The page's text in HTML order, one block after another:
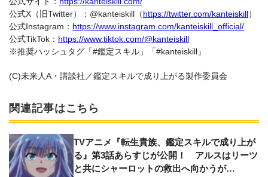
公式X（旧Twitter）：@kanteiskill（https://twitter.com/kanteiskill）
公式Instagram： https://www.instagram.com/kanteiskill_official/
公式TikTok： https://www.tiktok.com/@kanteiskill
※推奨ハッシュタグ「#鑑定スキル」「#kanteiskill」
(C)未来人A・講談社／鑑定スキルで成り上がる製作委員会
関連記事はこちら
TVアニメ『転生貴族、鑑定スキルで成り上が
る』第3話あらすじが公開！ アルスはリーツ
と共にシャーロットの救出へ向かうが…